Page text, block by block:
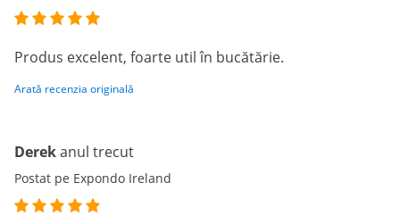
Produs excelent, foarte util în bucătărie.
Arată recenzia originală
Derekanul trecut
Postat pe Expondo Ireland